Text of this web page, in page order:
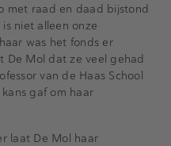
met raad en daad bijstond
niet alleen onze
was het fonds er
De Mol dat ze veel gehad
van de Haas School
gaf om haar
laat De Mol haar